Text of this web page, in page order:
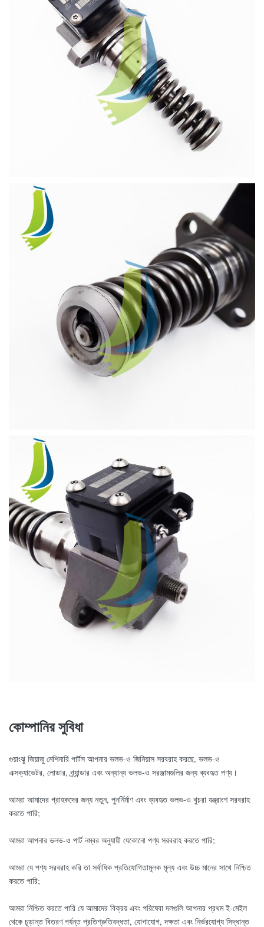
কোম্পানির সুবিধা
গুয়াংঝু জিয়াজু মেশিনারি পার্টস আপনার ভলভ-ও জিনিয়াস সরবরাহ করছে, ভলভ-ও
এক্সক্যাভেটর, লোডার, গ্র্যান্ডার এবং অন্যান্য ভলভ-ও সরঞ্জামগুলির জন্য ব্যবহৃত পণ্য।
আমরা আমাদের গ্রাহকদের জন্য নতুন, পুনর্নির্মাণ এবং ব্যবহৃত ভলভ-ও খুচরা যন্ত্রাংশ সরবরাহ
করতে পারি;
আমরা আপনার ভলভ-ও পার্ট নম্বর অনুযায়ী যেকোনো পণ্য সরবরাহ করতে পারি;
আমরা যে পণ্য সরবরাহ করি তা সর্বাধিক প্রতিযোগিতামূলক মূল্য এবং উচ্চ মানের সাথে নিশ্চিত
করতে পারি;
আমরা নিশ্চিত করতে পারি যে আমাদের বিক্রয় এবং পরিষেবা দলগুলি আপনার প্রথম ই-মেইল
থেকে চূড়ান্ত বিতরণ পর্যন্ত প্রতিশ্রুতিবদ্ধতা, যোগাযোগ, দক্ষতা এবং নির্ভরযোগ্য সিদ্ধান্ত